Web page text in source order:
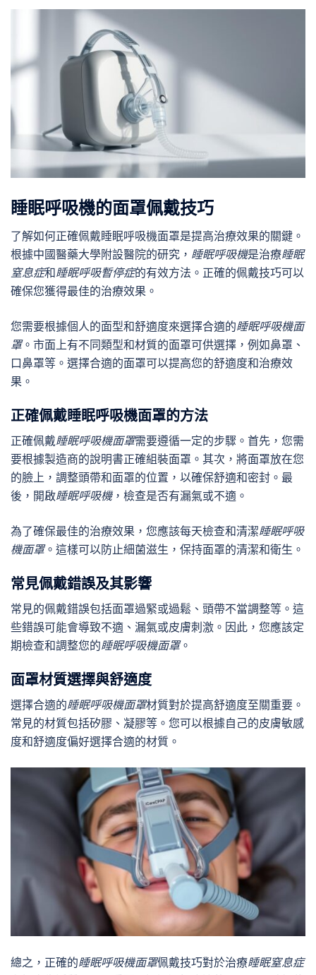
睡眠呼吸機的面罩佩戴技巧
了解如何正確佩戴睡眠呼吸機面罩是提高治療效果的關鍵。
根據中國醫藥大學附設醫院的研究， 睡眠呼吸機是治療睡眠
窒息症和睡眠呼吸暫停症的有效方法。正確的佩戴技巧可以
確保您獲得最佳的治療效果。
您需要根據個人的面型和舒適度來選擇合適的睡眠呼吸機面
罩。市面上有不同類型和材質的面罩可供選擇，例如鼻罩、
口鼻罩等。選擇合適的面罩可以提高您的舒適度和治療效
果。
正確佩戴睡眠呼吸機面罩的方法
正確佩戴睡眠呼吸機面罩需要遵循一定的步驟。首先，您需
要根據製造商的說明書正確組裝面罩。其次，將面罩放在您
的臉上，調整頭帶和面罩的位置，以確保舒適和密封。最
後，開啟睡眠呼吸機，檢查是否有漏氣或不適。
為了確保最佳的治療效果，您應該每天檢查和清潔睡眠呼吸
機面罩。這樣可以防止細菌滋生，保持面罩的清潔和衛生。
常見佩戴錯誤及其影響
常見的佩戴錯誤包括面罩過緊或過鬆、頭帶不當調整等。這
些錯誤可能會導致不適、漏氣或皮膚刺激。因此，您應該定
期檢查和調整您的睡眠呼吸機面罩。
面罩材質選擇與舒適度
選擇合適的睡眠呼吸機面罩材質對於提高舒適度至關重要。
常見的材質包括矽膠、凝膠等。您可以根據自己的皮膚敏感
度和舒適度偏好選擇合適的材質。
總之，正確的睡眠呼吸機面罩佩戴技巧對於治療睡眠窒息症